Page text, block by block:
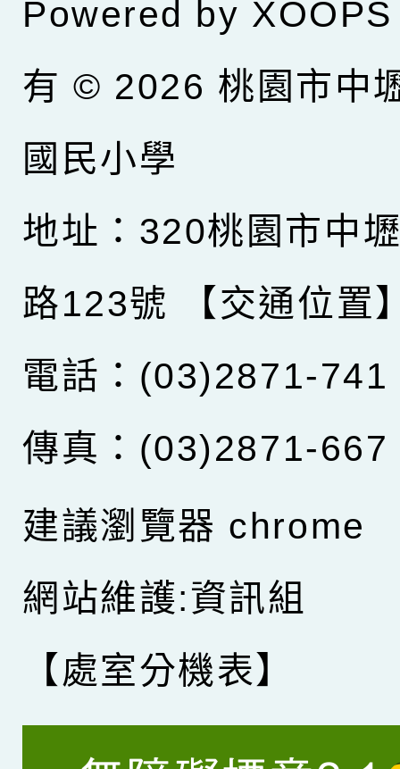
Powered by XOOPS
有 © 2026 桃園市中
國民小學
地址：320桃園市中
路123號
【交通位置
電話：(03)2871-741
傳真：(03)2871-667
建議瀏覽器 chrome
網站維護:資訊組
【處室分機表】